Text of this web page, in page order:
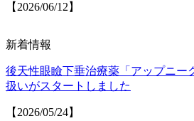
【2026/06/12】
新着情報
後天性眼瞼下垂治療薬「アップニー
扱いがスタートしました
【2026/05/24】